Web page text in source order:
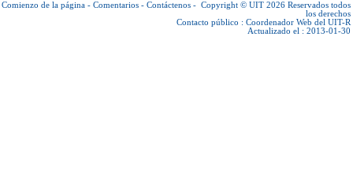
Comienzo de la página - Comentarios - Contáctenos - Copyright © UIT 2026 Reservados todos
los derechos
Contacto público : Coordenador Web del UIT-R
Actualizado el : 2013-01-30